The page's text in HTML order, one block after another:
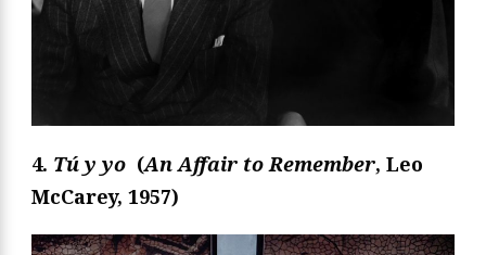
4. Tú y yo (An Affair to Remember, Leo
McCarey, 1957)